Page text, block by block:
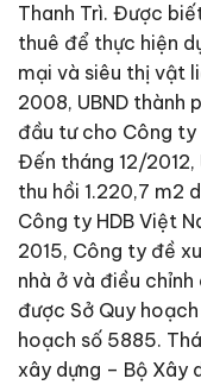
Thanh Trì. Được
thuê để thực hiện
mại và siêu thị vật
2008, UBND thành
đầu tư cho Công ty
Đến tháng 12/2012,
thu hồi 1.220,7 m2
Công ty HDB Việt
2015, Công ty đề
nhà ở và điều
được Sở Quy
hoạch số 5885.
xây dựng – Bộ Xây